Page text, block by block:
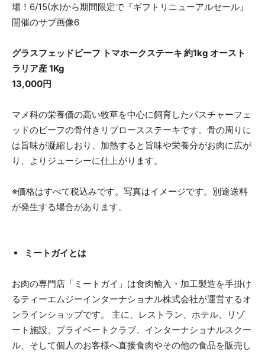
グラスフェッドビーフ トマホークステーキ 約1kg オースト
ラリア産 1Kg
13,000円
マメ科の栄養価の高い牧草を中心に飼育したパスチャーフェ
ッドのビーフの骨付きリブロースステーキです。骨の周りに
は旨味が凝縮しおり、加熱すると旨味や栄養分がお肉に広が
り、よりジューシーに仕上がります。
※価格はすべて税込みです。写真はイメージです。別途送料
が発生する場合があります。
ミートガイとは
お肉の専門店「ミートガイ」は食肉輸入・加工製造を手掛け
るティーエムジーインターナショナル株式会社が運営するオ
ンラインショップです。 主に、レストラン、ホテル、リゾ
ート施設、プライベートクラブ、インターナショナルスクー
ル、そして個人のお客様へ直接食肉やその他の食品を販売し